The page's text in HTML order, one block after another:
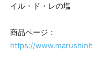
イル・ド・レの塩
商品ページ：
https://